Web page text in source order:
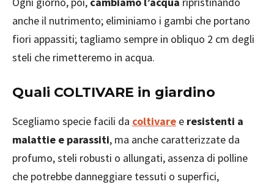
anche il nutrimento; eliminiamo i gambi che portano
fiori appassiti; tagliamo sempre in obliquo 2 cm degli
steli che rimetteremo in acqua.
Quali COLTIVARE in giardino
Scegliamo specie facili da coltivare e resistenti a
malattie e parassiti, ma anche caratterizzate da
profumo, steli robusti o allungati, assenza di polline
che potrebbe danneggiare tessuti o superfici,